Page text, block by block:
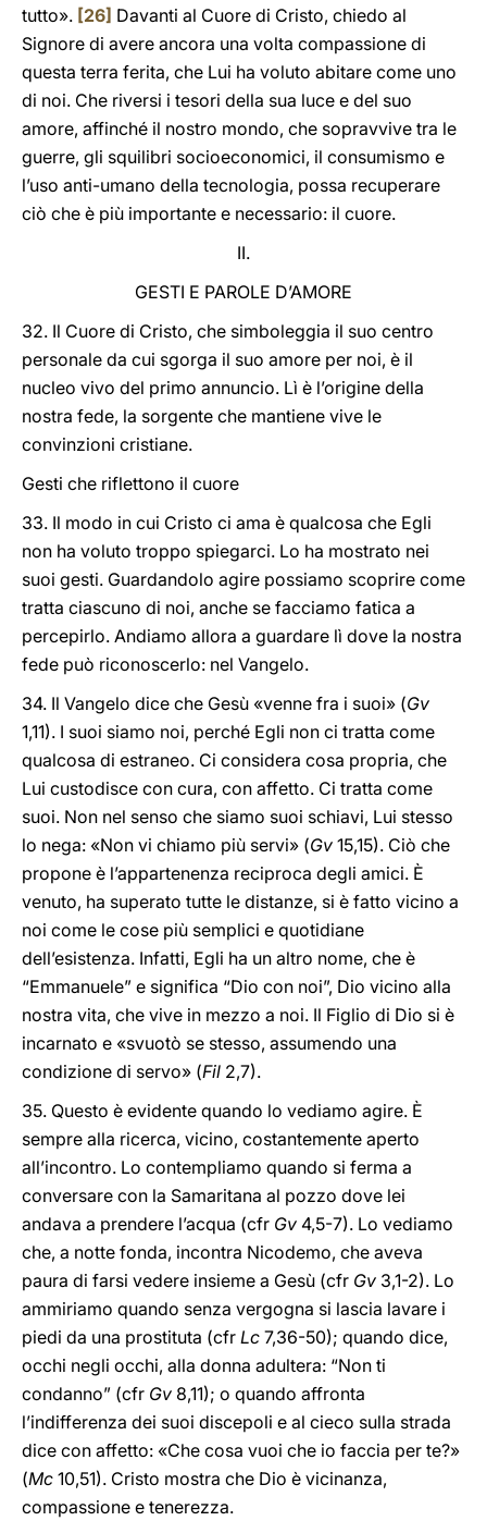
tutto». [26] Davanti al Cuore di Cristo, chiedo al
Signore di avere ancora una volta compassione di
questa terra ferita, che Lui ha voluto abitare come uno
di noi. Che riversi i tesori della sua luce e del suo
amore, affinché il nostro mondo, che sopravvive tra le
guerre, gli squilibri socioeconomici, il consumismo e
l’uso anti-umano della tecnologia, possa recuperare
ciò che è più importante e necessario: il cuore.
II.
GESTI E PAROLE D’AMORE
32. Il Cuore di Cristo, che simboleggia il suo centro
personale da cui sgorga il suo amore per noi, è il
nucleo vivo del primo annuncio. Lì è l’origine della
nostra fede, la sorgente che mantiene vive le
convinzioni cristiane.
Gesti che riflettono il cuore
33. Il modo in cui Cristo ci ama è qualcosa che Egli
non ha voluto troppo spiegarci. Lo ha mostrato nei
suoi gesti. Guardandolo agire possiamo scoprire come
tratta ciascuno di noi, anche se facciamo fatica a
percepirlo. Andiamo allora a guardare lì dove la nostra
fede può riconoscerlo: nel Vangelo.
34. Il Vangelo dice che Gesù «venne fra i suoi» (Gv
1,11). I suoi siamo noi, perché Egli non ci tratta come
qualcosa di estraneo. Ci considera cosa propria, che
Lui custodisce con cura, con affetto. Ci tratta come
suoi. Non nel senso che siamo suoi schiavi, Lui stesso
lo nega: «Non vi chiamo più servi» (Gv 15,15). Ciò che
propone è l’appartenenza reciproca degli amici. È
venuto, ha superato tutte le distanze, si è fatto vicino a
noi come le cose più semplici e quotidiane
dell’esistenza. Infatti, Egli ha un altro nome, che è
“Emmanuele” e significa “Dio con noi”, Dio vicino alla
nostra vita, che vive in mezzo a noi. Il Figlio di Dio si è
incarnato e «svuotò se stesso, assumendo una
condizione di servo» (Fil 2,7).
35. Questo è evidente quando lo vediamo agire. È
sempre alla ricerca, vicino, costantemente aperto
all’incontro. Lo contempliamo quando si ferma a
conversare con la Samaritana al pozzo dove lei
andava a prendere l’acqua (cfr Gv 4,5-7). Lo vediamo
che, a notte fonda, incontra Nicodemo, che aveva
paura di farsi vedere insieme a Gesù (cfr Gv 3,1-2). Lo
ammiriamo quando senza vergogna si lascia lavare i
piedi da una prostituta (cfr Lc 7,36-50); quando dice,
occhi negli occhi, alla donna adultera: “Non ti
condanno” (cfr Gv 8,11); o quando affronta
l’indifferenza dei suoi discepoli e al cieco sulla strada
dice con affetto: «Che cosa vuoi che io faccia per te?»
(Mc 10,51). Cristo mostra che Dio è vicinanza,
compassione e tenerezza.